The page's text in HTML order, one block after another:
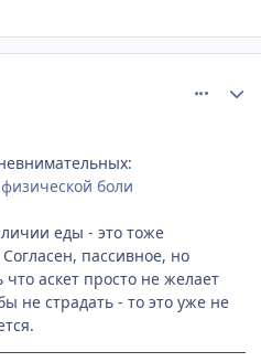
боли
еды - это тоже
пассивное, но
аскет просто не желает
не страдать - то это уже не